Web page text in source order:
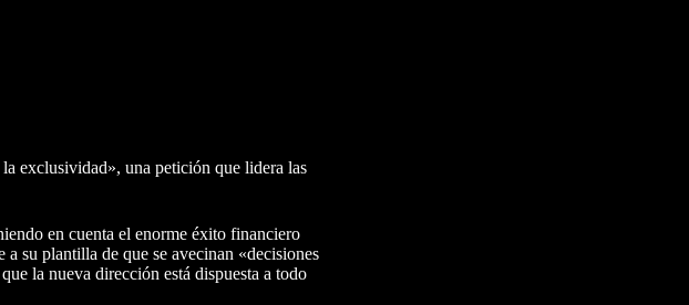
exclusividad», una petición que lidera las
en cuenta el enorme éxito financiero
su plantilla de que se avecinan «decisiones
la nueva dirección está dispuesta a todo